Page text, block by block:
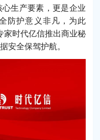
生产要素，更是企业
防护意义非凡，为此
家时代亿信推出商业秘
安全保驾护航。